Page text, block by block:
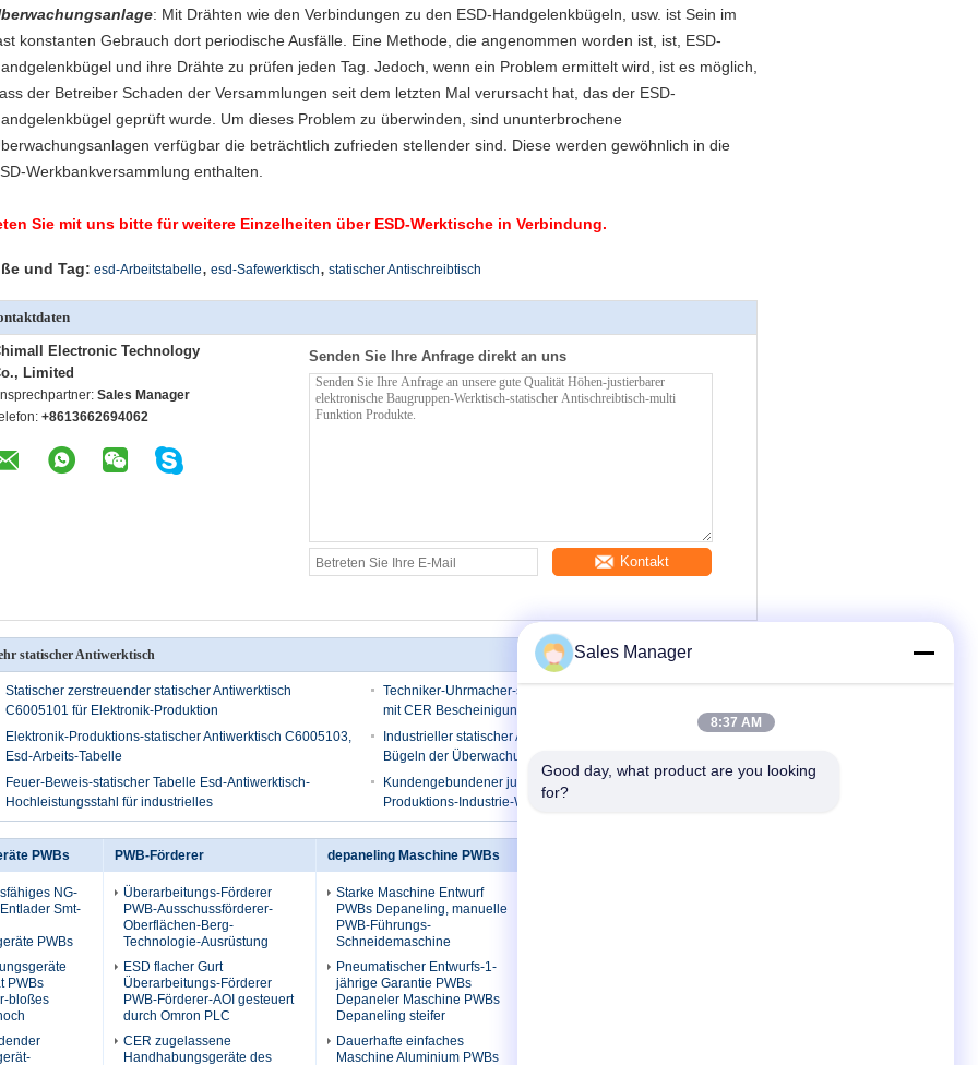
: Mit Drähten wie den Verbindungen zu den ESD-Handgelenkbügeln, usw. ist Sein im
konstanten Gebrauch dort periodische Ausfälle. Eine Methode, die angenommen worden ist, ist, ESD-
und ihre Drähte zu prüfen jeden Tag. Jedoch, wenn ein Problem ermittelt wird, ist es möglich,
der Betreiber Schaden der Versammlungen seit dem letzten Mal verursacht hat, das der ESD-
geprüft wurde. Um dieses Problem zu überwinden, sind ununterbrochene
verfügbar die beträchtlich zufrieden stellender sind. Diese werden gewöhnlich in die
Werkbankversammlung enthalten.
Sie mit uns bitte für weitere Einzelheiten über ESD-Werktische in Verbindung.
und Tag: esd-Arbeitstabelle, esd-Safewerktisch, statischer Antischreibtisch
Electronic Technology
Limited
Sales Manager
+8613662694062
Senden Sie Ihre Anfrage direkt an uns
Kontakt
statischer Antiwerktisch
Statischer zerstreuender statischer Antiwerktisch
C6005101 für Elektronik-Produktion
Techniker-Uhrmacher-statische Bank-Antihöhe justierbar
mit CER Bescheinigung
Elektronik-Produktions-statischer Antiwerktisch C6005103,
Esd-Arbeits-Tabelle
Industrieller statischer Antiwerktisch mit Handgelenk-
Bügeln der Überwachungsanlage-ESD
Feuer-Beweis-statischer Tabelle Esd-Antiwerktisch-
Hochleistungsstahl für industrielles
Kundengebundener justierbarer statischer Antiwerktisch,
Produktions-Industrie-Werktisch
PWBs
NG-
Smt-
PWBs
PWBs
bloßes
PWB-Förderer
Überarbeitungs-Förderer
PWB-Ausschussförderer-
Oberflächen-Berg-
Technologie-Ausrüstung
ESD flacher Gurt
Überarbeitungs-Förderer
PWB-Förderer-AOI gesteuert
durch Omron PLC
CER zugelassene
Handhabungsgeräte des
depaneling Maschine PWBs
Starke Maschine Entwurf
PWBs Depaneling, manuelle
PWB-Führungs-
Schneidemaschine
Pneumatischer Entwurfs-1-
jährige Garantie PWBs
Depaneler Maschine PWBs
Depaneling steifer
Dauerhafte einfaches
Maschine Aluminium PWBs
Sales Manager
8:37 AM
Good day, what product are you looking
for?